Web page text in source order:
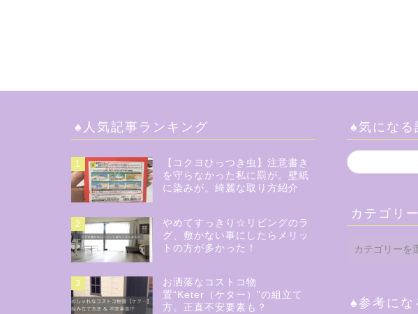
♠︎人気記事ランキング
1
【コクヨひっつき虫】注意書き
を守らなかった私に罰が。壁紙
に染みが。綺麗な取り方紹介
2
やめてすっきり☆リビングのラ
グ、敷かない事にしたらメリッ
トの方が多かった！
3
お洒落なコストコ物
置“Keter（ケター）”の組立て
方。正直不安要素も？
♠気になる
カテゴリー
♠参考にな